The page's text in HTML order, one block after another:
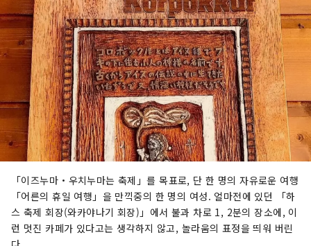
「이즈누마・우치누마는 축제」를 목표로, 단 한 명의 자유로운 여행
「어른의 휴일 여행」을 만끽중의 한 명의 여성. 얼마전에 있던 「하
스 축제 회장(와카야나기 회장)」에서 불과 차로 1, 2분의 장소에, 이
런 멋진 카페가 있다고는 생각하지 않고, 놀라움의 표정을 띄워 버린